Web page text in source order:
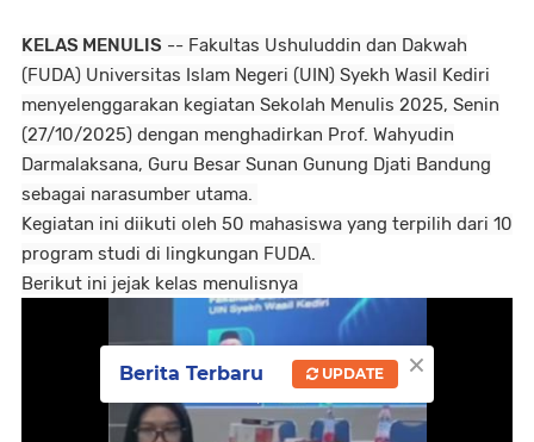
KELAS MENULIS -- Fakultas Ushuluddin dan Dakwah
(FUDA) Universitas Islam Negeri (UIN) Syekh Wasil Kediri
menyelenggarakan kegiatan Sekolah Menulis 2025, Senin
(27/10/2025) dengan menghadirkan Prof. Wahyudin
Darmalaksana, Guru Besar Sunan Gunung Djati Bandung
sebagai narasumber utama.
Kegiatan ini diikuti oleh 50 mahasiswa yang terpilih dari 10
program studi di lingkungan FUDA.
Berikut ini jejak kelas menulisnya
×
Berita Terbaru UPDATE